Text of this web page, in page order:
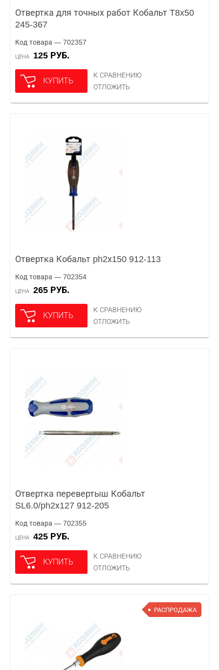
Отвертка для точных работ Кобальт T8x50
245-367
Код товара — 702357
ЦЕНА 125 РУБ.
КУПИТЬ
К СРАВНЕНИЮ
ОТЛОЖИТЬ
Отвертка Кобальт ph2х150 912-113
Код товара — 702354
ЦЕНА 265 РУБ.
КУПИТЬ
К СРАВНЕНИЮ
ОТЛОЖИТЬ
Отвертка перевертыш Кобальт
SL6.0/ph2х127 912-205
Код товара — 702355
ЦЕНА 425 РУБ.
КУПИТЬ
К СРАВНЕНИЮ
ОТЛОЖИТЬ
РАСПРОДАЖА